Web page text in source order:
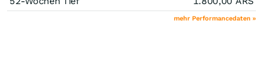
mehr Performancedaten »